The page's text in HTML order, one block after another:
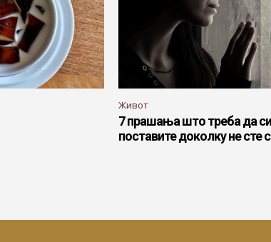
Живот
7 прашања што треба да
поставите доколку не сте